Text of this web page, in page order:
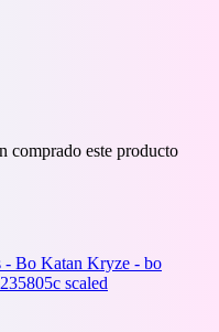
comprado este producto